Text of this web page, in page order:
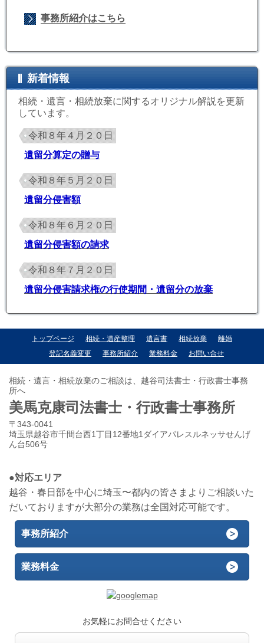
事務所紹介はこちら
新着情報
相続・遺言・相続放棄に関するオリジナル解説を更新
しています。
令和８年４月２０日
遺留分算定の贈与
令和８年５月２０日
遺留分侵害額
令和８年６月２０日
遺留分侵害額の請求
令和８年７月２０日
遺留分侵害請求権の行使期間・遺留分の放棄
トップページ 相続・遺産整理 遺言書 相続放棄
離婚
登記名義変更
事務所紹介 業務料金 お問い合せ
相続・遺言・相続放棄のご相談は、越谷司法書士・行政書士事務
所へ
美馬克康司法書士・行政書士事務所
〒343-0041
埼玉県越谷市千間台西1丁目12番地1ダイアパレスルネッサせんげ
ん台506号
●対応エリア
越谷・春日部を中心に埼玉〜都内の皆さまよりご相談いた
だいておりますが大部分の業務は全国対応可能です。
事務所紹介
業務料金
お気軽にお問合せください